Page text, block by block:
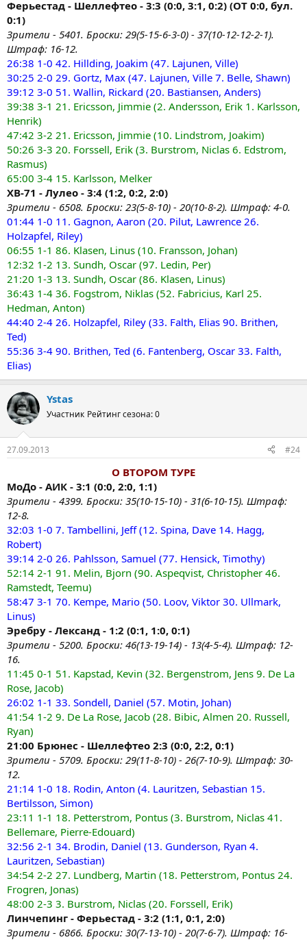
Ферьестад - Шеллефтео - 3:3 (0:0, 3:1, 0:2) (OT 0:0, бул.
0:1)
Зрители - 5401. Броски: 29(5-15-6-3-0) - 37(10-12-12-2-1).
Штраф: 16-12.
26:38 1-0 42. Hillding, Joakim (47. Lajunen, Ville)
30:25 2-0 29. Gortz, Max (47. Lajunen, Ville 7. Belle, Shawn)
39:12 3-0 51. Wallin, Rickard (20. Bastiansen, Anders)
39:38 3-1 21. Ericsson, Jimmie (2. Andersson, Erik 1. Karlsson,
Henrik)
47:42 3-2 21. Ericsson, Jimmie (10. Lindstrom, Joakim)
50:26 3-3 20. Forssell, Erik (3. Burstrom, Niclas 6. Edstrom,
Rasmus)
65:00 3-4 15. Karlsson, Melker
ХВ-71 - Лулео - 3:4 (1:2, 0:2, 2:0)
Зрители - 6508. Броски: 23(5-8-10) - 20(10-8-2). Штраф: 4-0.
01:44 1-0 11. Gagnon, Aaron (20. Pilut, Lawrence 26.
Holzapfel, Riley)
06:55 1-1 86. Klasen, Linus (10. Fransson, Johan)
12:32 1-2 13. Sundh, Oscar (97. Ledin, Per)
21:20 1-3 13. Sundh, Oscar (86. Klasen, Linus)
36:43 1-4 36. Fogstrom, Niklas (52. Fabricius, Karl 25.
Hedman, Anton)
44:40 2-4 26. Holzapfel, Riley (33. Falth, Elias 90. Brithen,
Ted)
55:36 3-4 90. Brithen, Ted (6. Fantenberg, Oscar 33. Falth,
Elias)
Ystas
Участник Рейтинг сезона: 0
27.09.2013 #24
О ВТОРОМ ТУРЕ
МоДо - АИК - 3:1 (0:0, 2:0, 1:1)
Зрители - 4399. Броски: 35(10-15-10) - 31(6-10-15). Штраф:
12-8.
32:03 1-0 7. Tambellini, Jeff (12. Spina, Dave 14. Hagg,
Robert)
39:14 2-0 26. Pahlsson, Samuel (77. Hensick, Timothy)
52:14 2-1 91. Melin, Bjorn (90. Aspeqvist, Christopher 46.
Ramstedt, Teemu)
58:47 3-1 70. Kempe, Mario (50. Loov, Viktor 30. Ullmark,
Linus)
Эребру - Лександ - 1:2 (0:1, 1:0, 0:1)
Зрители - 5200. Броски: 46(13-19-14) - 13(4-5-4). Штраф: 12-
16.
11:45 0-1 51. Kapstad, Kevin (32. Bergenstrom, Jens 9. De La
Rose, Jacob)
26:02 1-1 33. Sondell, Daniel (57. Motin, Johan)
41:54 1-2 9. De La Rose, Jacob (28. Bibic, Almen 20. Russell,
Ryan)
21:00 Брюнес - Шеллефтео 2:3 (0:0, 2:2, 0:1)
Зрители - 5709. Броски: 29(11-8-10) - 26(7-10-9). Штраф: 30-
12.
21:14 1-0 18. Rodin, Anton (4. Lauritzen, Sebastian 15.
Bertilsson, Simon)
23:11 1-1 18. Petterstrom, Pontus (3. Burstrom, Niclas 41.
Bellemare, Pierre-Edouard)
32:56 2-1 34. Brodin, Daniel (13. Gunderson, Ryan 4.
Lauritzen, Sebastian)
34:54 2-2 27. Lundberg, Martin (18. Petterstrom, Pontus 24.
Frogren, Jonas)
48:00 2-3 3. Burstrom, Niclas (20. Forssell, Erik)
Линчепинг - Ферьестад - 3:2 (1:1, 0:1, 2:0)
Зрители - 6866. Броски: 30(7-13-10) - 20(7-6-7). Штраф: 16-